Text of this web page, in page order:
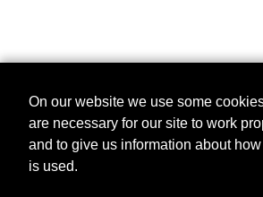
On our website we use some
are necessary for our site to work
and to give us information about
is used.